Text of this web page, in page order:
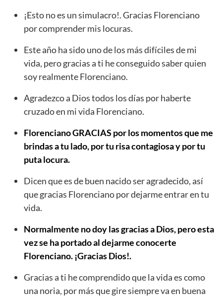
¡Esto no es un simulacro!. Gracias Florenciano
por comprender mis locuras.
Este año ha sido uno de los más difíciles de mi
vida, pero gracias a ti he conseguido saber quien
soy realmente Florenciano.
Agradezco a Dios todos los días por haberte
cruzado en mi vida Florenciano.
Florenciano GRACIAS por los momentos que me
brindas a tu lado, por tu risa contagiosa y por tu
puta locura.
Dicen que es de buen nacido ser agradecido, así
que gracias Florenciano por dejarme entrar en tu
vida.
Normalmente no doy las gracias a Dios, pero esta
vez se ha portado al dejarme conocerte
Florenciano. ¡Gracias Dios!.
Gracias a ti he comprendido que la vida es como
una noria, por más que gire siempre va en buena